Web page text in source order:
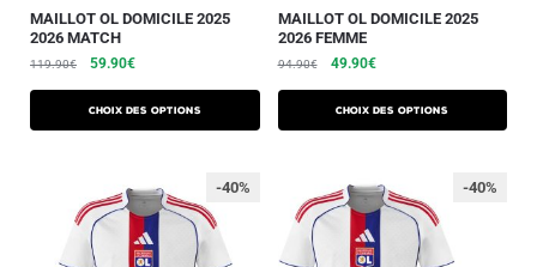
MAILLOT OL DOMICILE 2025
2026 MATCH
119.90€ 59.90€
Choix des options
MAILLOT OL DOMICILE 2025
2026 FEMME
94.90€ 49.90€
Choix des options
-40% -40%